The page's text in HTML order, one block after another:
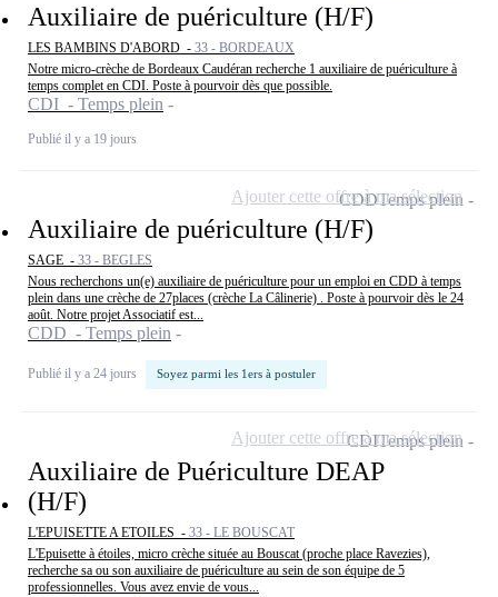
Auxiliaire de puériculture (H/F)
LES BAMBINS D'ABORD - 33 - BORDEAUX
Notre micro-crèche de Bordeaux Caudéran recherche 1 auxiliaire de puériculture à
temps complet en CDI. Poste à pourvoir dès que possible.
CDI - Temps plein
Publié il y a 19 jours
Auxiliaire de puériculture (H/F)
SAGE - 33 - BEGLES
Nous recherchons un(e) auxiliaire de puériculture pour un emploi en CDD à temps
plein dans une crèche de 27places (crèche La Câlinerie) . Poste à pourvoir dès le 24
août. Notre projet Associatif est...
CDD - Temps plein
Publié il y a 24 jours Soyez parmi les 1ers à postuler
CDDTemps plein
Ajouter cette offre à ma sélection
Auxiliaire de Puériculture DEAP
(H/F)
L'EPUISETTE A ETOILES - 33 - LE BOUSCAT
L'Epuisette à étoiles, micro crèche située au Bouscat (proche place Ravezies),
recherche sa ou son auxiliaire de puériculture au sein de son équipe de 5
professionnelles. Vous avez envie de vous...
CDITemps plein
Ajouter cette offre à ma sélection